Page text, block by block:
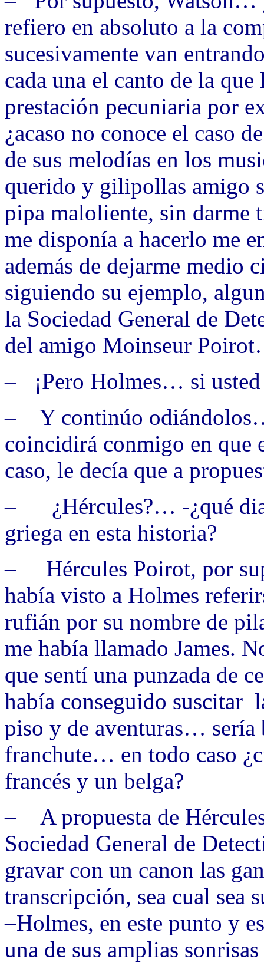
refiero en absoluto a la
sucesivamente van
cada una el canto de la
prestación pecuniaria por
¿acaso no conoce el caso
de sus melodías en los
querido y gilipollas amigo
pipa maloliente, sin darme
me disponía a hacerlo me
además de dejarme medio
siguiendo su ejemplo,
la Sociedad General de
del amigo Moinseur
– ¡Pero Holmes… si
– Y continúo
coincidirá conmigo en que
caso, le decía que a
– ¿Hércules?… -¿qué
griega en esta historia?
– Hércules Poirot, por
había visto a Holmes
rufián por su nombre de
me había llamado James.
que sentí una punzada de
había conseguido suscitar
piso y de aventuras… sería
franchute… en todo caso
francés y un belga?
– A propuesta de
Sociedad General de
gravar con un canon las
transcripción, sea cual sea
–Holmes, en este punto y
una de sus amplias